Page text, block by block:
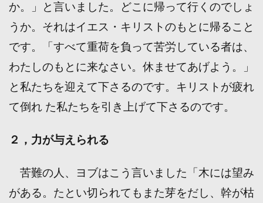
か。」と言いました。どこに帰って行くのでしょ
うか。それはイエス・キリストのもとに帰ること
です。「すべて重荷を負って苦労している者は、
わたしのもとに来なさい。休ませてあげよう。」
と私たちを迎えて下さるのです。キリストが疲れ
て倒れ た私たちを引き上げて下さるのです。
２，力が与えられる
苦難の人、ヨブはこう言いました「木には望み
がある。たとい切られてもまた芽をだし、幹が枯